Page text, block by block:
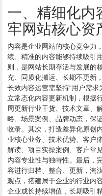
一、精细化内
牢网站核心资
内容是企业网站的核心竞争力
续、精准的内容能够持续吸引
则，是网站长期存活与发展的
充、同质化搬运、长期不更新
长效内容运营需坚持“用户需
立常态化内容更新机制，根据
周更新行业干货、技术文章、
略、场景案例、品牌动态，保
收录。其次，打造差异化原创
业核心业务、技术优势、客户
解读、项目实操案例、客户常
内容专业性与独特性。最后，
容进行归档、整合、更新，淘
观点，搭建属于企业的行业内
企业成长持续增值，长期吸引